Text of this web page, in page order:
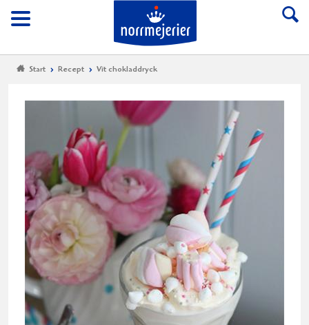
Meny
Till Norrmejerier
Start Recept Vit chokladdryck